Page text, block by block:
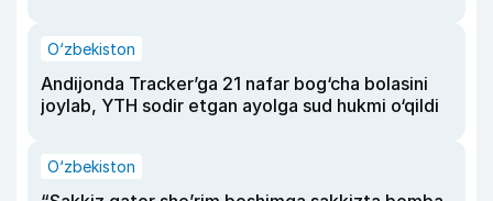
O‘zbekiston
Andijonda Tracker’ga 21 nafar bog‘cha bolasini
joylab, YTH sodir etgan ayolga sud hukmi o‘qildi
O‘zbekiston